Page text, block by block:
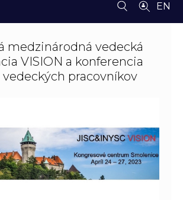
EN
medzinárodná vedecká
VISION a konferencia
pracovníkov